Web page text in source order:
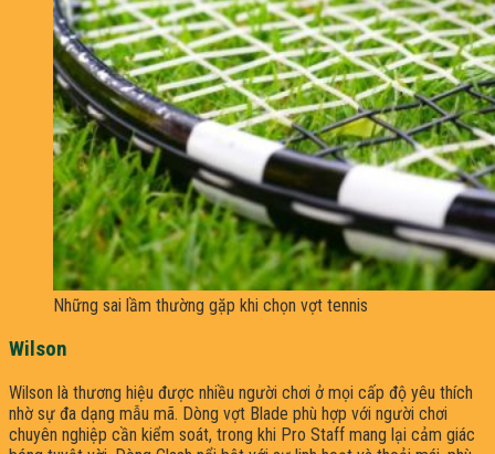
Những sai lầm thường gặp khi chọn vợt tennis
Wilson
Wilson là thương hiệu được nhiều người chơi ở mọi cấp độ yêu thích
nhờ sự đa dạng mẫu mã. Dòng vợt Blade phù hợp với người chơi
chuyên nghiệp cần kiểm soát, trong khi Pro Staff mang lại cảm giác